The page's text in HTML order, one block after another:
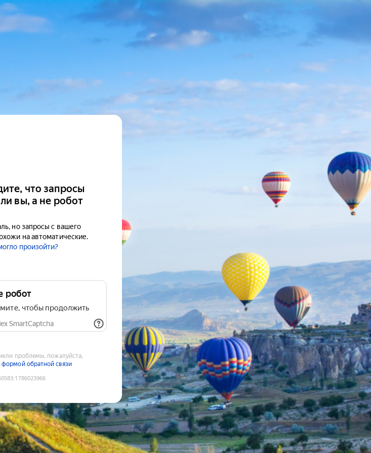
что запросы
вы, а не робот
но запросы с вашего
на автоматические.
произойти?
робот
чтобы продолжить
SmartCaptcha
проблемы, пожалуйста,
формой обратной связи
:1786023966